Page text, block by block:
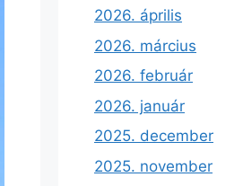
2026. április
2026. március
2026. február
2026. január
2025. december
2025. november